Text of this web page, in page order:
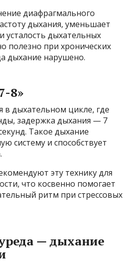
диафрагмального
дыхания, уменьшает
усталость дыхательных
полезно при хронических
дыхание нарушено.
8»
в дыхательном цикле, где
задержка дыхания — 7
Такое дыхание
систему и способствует
эту технику для
что косвенно помогает
ритм при стрессовых
— дыхание